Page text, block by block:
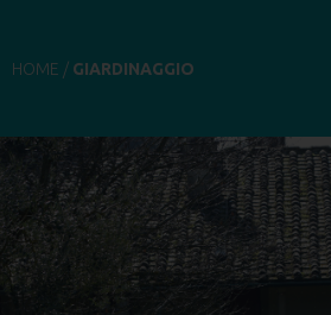
HOME / GIARDINAGGIO